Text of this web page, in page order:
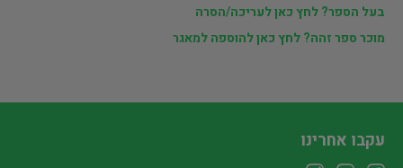
בעל הספר? לחץ כאן לעריכה/הסרה
מוכר ספר זהה? לחץ כאן להוספה למאגר
עקבו אחרינו